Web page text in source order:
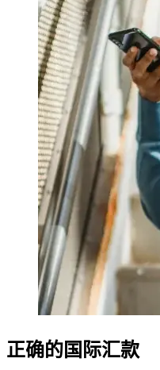
正确的国际汇款